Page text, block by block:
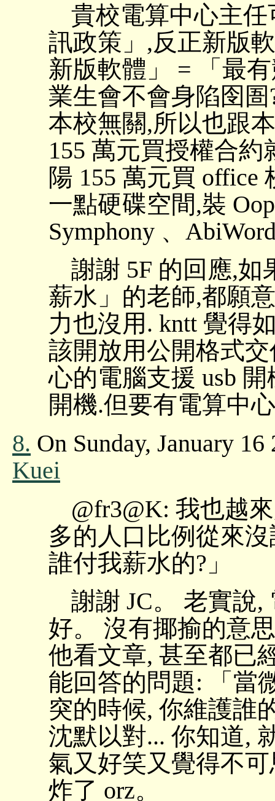
貴校電算中心主
訊政策」,反正新版
新版軟體」 = 「最
業生會不會身陷囹
本校無關,所以也跟
155 萬元買授權合
陽 155 萬元買 office
一點硬碟空間,裝
Symphony 、
謝謝 5F 的回應,
薪水」的老師,都願
力也沒用. kntt 覺得
該開放用公開格式
心的電腦支援 usb
開機.但要有電算中
8. On Sunday, January
Kuei
@fr3@K: 我也越
多的人口比例從來
誰付我薪水的?」
謝謝 JC。 老實說
好。 沒有揶揄的意
他看文章, 甚至都已
能回答的問題: 「當
突的時候, 你維護誰
沈默以對... 你知道,
氣又好笑又覺得不
炸了 orz。